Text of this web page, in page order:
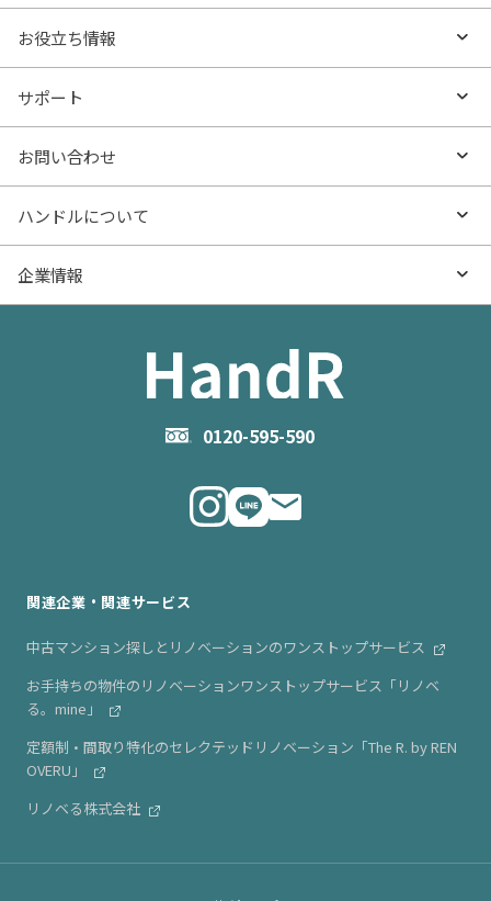
0120-595-590
沿線・駅から探す
特集から探す
価格更新した物件
物件一覧
売りたいTOP
AI査定
売却サービス
お役立ち記事（売却）
お役立ち情報
お役立ち情報TOP
- マンションの基礎知識
- マンション売却
- お金のこと
- 住まいの手引き サイトマップ
サポート
よくあるご質問
お問い合わせ
物件購入のご相談
住み替えのご相談
物件掲載に関するお問い合わせ
ハンドルについて
ハンドルとは
企業情報
関連企業・関連サービス
中古マンション探しとリノベーションのワンストップサービス
お手持ちの物件のリノベーションワンストップサービス「リノベ
る。mine」
定額制・間取り特化のセレクテッドリノベーション「The R. by REN
OVERU」
リノベる株式会社